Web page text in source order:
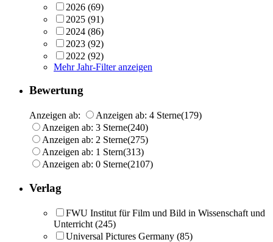
2026 (69)
2025 (91)
2024 (86)
2023 (92)
2022 (92)
Mehr Jahr-Filter anzeigen
Bewertung
Anzeigen ab: Anzeigen ab: 4 Sterne(179)
Anzeigen ab: 3 Sterne(240)
Anzeigen ab: 2 Sterne(275)
Anzeigen ab: 1 Stern(313)
Anzeigen ab: 0 Sterne(2107)
Verlag
FWU Institut für Film und Bild in Wissenschaft und
Unterricht (245)
Universal Pictures Germany (85)